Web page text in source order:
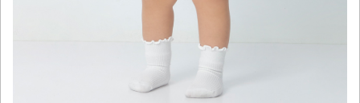
click to expand contents